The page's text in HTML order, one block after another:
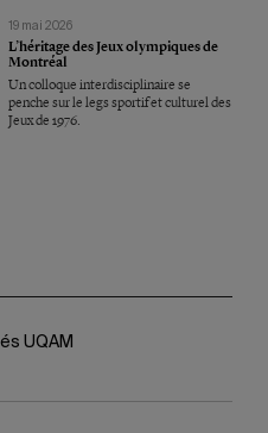
19 mai 2026
L’héritage des Jeux olympiques de
Montréal
Un colloque interdisciplinaire se
penche sur le legs sportif et culturel des
Jeux de 1976.
UQAM